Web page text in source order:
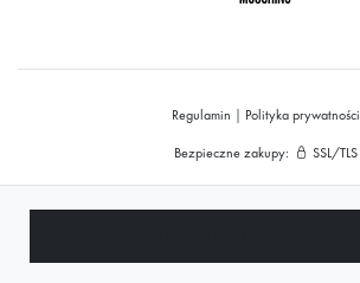
Regulamin | Polityka prywatności
Bezpieczne zakupy:
SSL/TLS